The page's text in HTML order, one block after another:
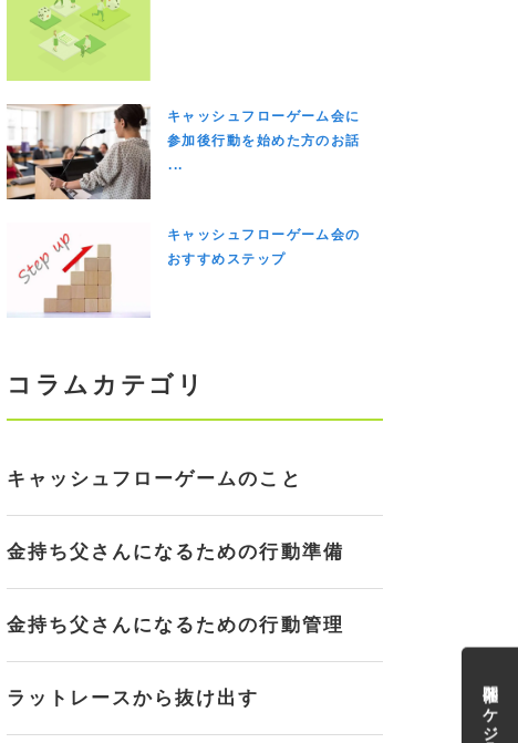
キャッシュフローゲーム会に
参加後行動を始めた方のお話
...
キャッシュフローゲーム会の
おすすめステップ
コラムカテゴリ
キャッシュフローゲームのこと
金持ち父さんになるための行動準備
金持ち父さんになるための行動管理
ラットレースから抜け出す